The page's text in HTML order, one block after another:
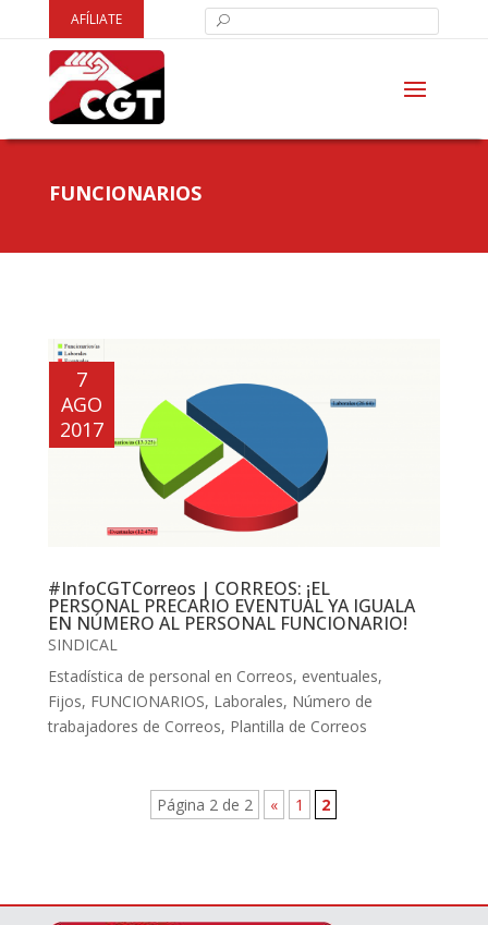
AFÍLIATE
FUNCIONARIOS
#InfoCGTCorreos | CORREOS: ¡EL
PERSONAL PRECARIO EVENTUAL YA IGUALA
EN NÚMERO AL PERSONAL FUNCIONARIO!
7
AGO
2017
SINDICAL
Estadística de personal en Correos, eventuales,
Fijos, FUNCIONARIOS, Laborales, Número de
trabajadores de Correos, Plantilla de Correos
Página 2 de 2 « 1 2